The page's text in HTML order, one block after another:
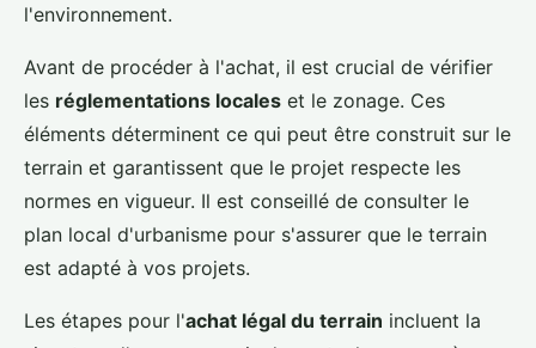
l'environnement.
Avant de procéder à l'achat, il est crucial de vérifier
les réglementations locales et le zonage. Ces
éléments déterminent ce qui peut être construit sur le
terrain et garantissent que le projet respecte les
normes en vigueur. Il est conseillé de consulter le
plan local d'urbanisme pour s'assurer que le terrain
est adapté à vos projets.
Les étapes pour l'achat légal du terrain incluent la